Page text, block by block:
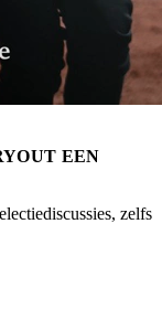
EEN
zelfs